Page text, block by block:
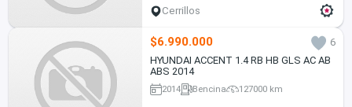
Cerrillos
$6.990.000
6
HYUNDAI ACCENT 1.4 RB HB GLS AC AB
ABS 2014
2014 Bencina 127000 km